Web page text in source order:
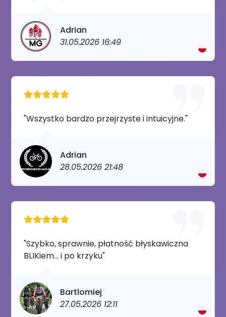
Adrian
31.05.2026 16:49
"Wszystko bardzo przejrzyste i intuicyjne."
Adrian
28.05.2026 21:48
"Szybko, sprawnie, płatność błyskawiczna
BLIKiem... i po krzyku"
Bartlomiej
27.05.2026 12:11